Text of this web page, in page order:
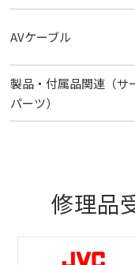
AVケーブル
製品・付属品関連（サ
パーツ）
修理品